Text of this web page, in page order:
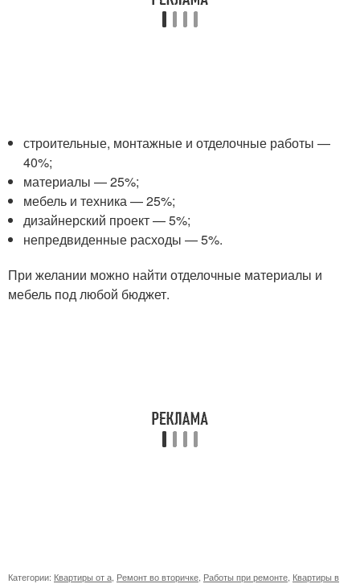
строительные, монтажные и отделочные работы —
40%;
материалы — 25%;
мебель и техника — 25%;
дизайнерский проект — 5%;
непредвиденные расходы — 5%.
При желании можно найти отделочные материалы и
мебель под любой бюджет.
Категории: Квартиры от а Ремонт во вторичке Работы при ремонте Квартиры в